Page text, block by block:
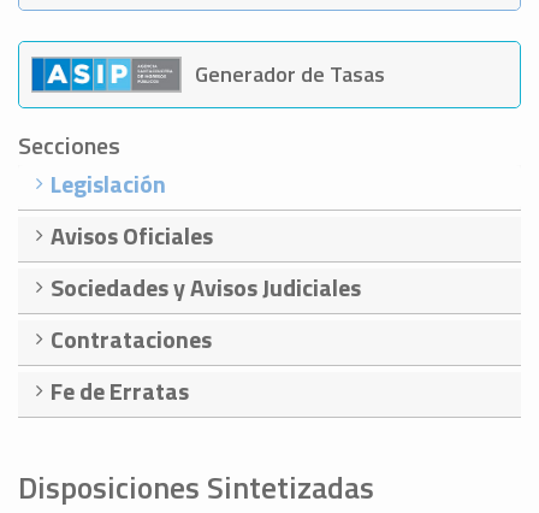
Generador de Tasas
Secciones
Legislación
Avisos Oficiales
Sociedades y Avisos Judiciales
Contrataciones
Fe de Erratas
Disposiciones Sintetizadas